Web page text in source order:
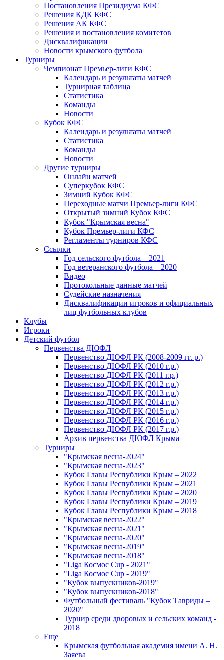
Постановления Президиума КФС
Решения КДК КФС
Решения АК КФС
Решения и постановления комитетов
Дисквалификации
Новости крымского футбола
Турниры
Чемпионат Премьер-лиги КФС
Календарь и результаты матчей
Турнирная таблица
Статистика
Команды
Новости
Кубок КФС
Календарь и результаты матчей
Статистика
Команды
Новости
Другие турниры
Онлайн матчей
Суперкубок КФС
Зимний Кубок КФС
Переходные матчи Премьер-лиги КФС
Открытый зимний Кубок КФС
Кубок "Крымская весна"
Кубок Премьер-лиги КФС
Регламенты турниров КФС
Ссылки
Год сельского футбола – 2021
Год ветеранского футбола – 2020
Видео
Протокольные данные матчей
Судейские назначения
Дисквалификации игроков и официальных
лиц футбольных клубов
Клубы
Игроки
Детский футбол
Первенства ДЮФЛ
Первенство ДЮФЛ РК (2008-2009 гг. р.)
Первенство ДЮФЛ РК (2010 г.р.)
Первенство ДЮФЛ РК (2011 г.р.)
Первенство ДЮФЛ РК (2012 г.р.)
Первенство ДЮФЛ РК (2013 г.р.)
Первенство ДЮФЛ РК (2014 г.р.)
Первенство ДЮФЛ РК (2015 г.р.)
Первенство ДЮФЛ РК (2016 г.р.)
Первенство ДЮФЛ РК (2017 г.р.)
Архив первенства ДЮФЛ Крыма
Турниры
"Крымская весна-2024"
"Крымская весна-2023"
Кубок Главы Республики Крым – 2022
Кубок Главы Республики Крым – 2021
Кубок Главы Республики Крым – 2020
Кубок Главы Республики Крым – 2019
Кубок Главы Республики Крым – 2018
"Крымская весна-2022"
"Крымская весна-2021"
"Крымская весна-2020"
"Крымская весна-2019"
"Крымская весна-2018"
"Liga Космос Cup - 2021"
"Liga Космос Cup - 2019"
"Кубок выпускников-2019"
"Кубок выпускников-2018"
Футбольный фестиваль "Кубок Тавриды –
2020"
Турнир среди дворовых и сельских команд -
2018
Еще
Крымская футбольная академия имени А. Н.
Заяева